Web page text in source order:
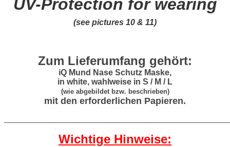
UV-Protection for wearing
(see pictures 10 & 11)
Zum Lieferumfang gehört:
iQ Mund Nase Schutz Maske,
in white, wahlweise in S / M / L
(wie abgebildet bzw. beschrieben)
mit den erforderlichen Papieren.
Wichtige Hinweise: